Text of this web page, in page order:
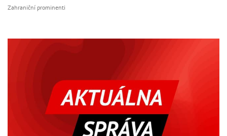
Zahraniční prominenti